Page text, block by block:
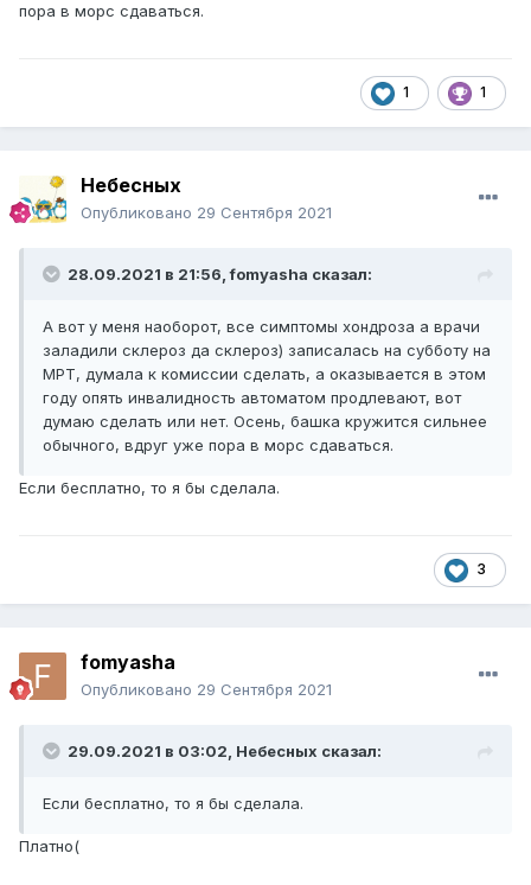
пора в морс сдаваться.
1 1
Небесных
Опубликовано 29 Сентября 2021
28.09.2021 в 21:56,fomyasha сказал:
А вот у меня наоборот, все симптомы хондроза а врачи
заладили склероз да склероз) записалась на субботу на
МРТ, думала к комиссии сделать, а оказывается в этом
году опять инвалидность автоматом продлевают, вот
думаю сделать или нет. Осень, башка кружится сильнее
обычного, вдруг уже пора в морс сдаваться.
Если бесплатно, то я бы сделала.
3
fomyasha
Опубликовано 29 Сентября 2021
29.09.2021 в 03:02, Небесных сказал:
Если бесплатно, то я бы сделала.
Платно(